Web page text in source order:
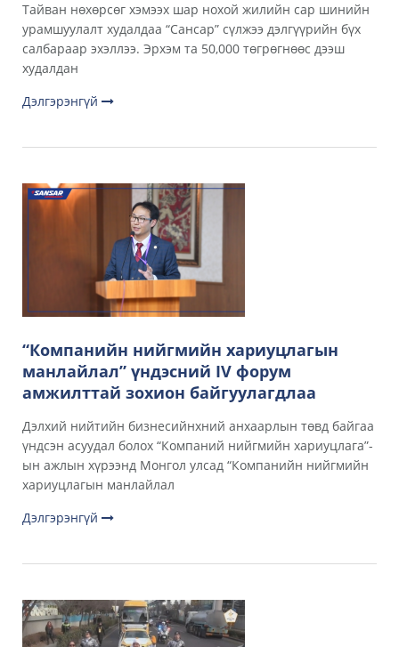
Тайван нөхөрсөг хэмээх шар нохой жилийн сар шинийн
урамшуулалт худалдаа “Сансар” сүлжээ дэлгүүрийн бүх
салбараар эхэллээ. Эрхэм та 50,000 төгрөгнөөс дээш
худалдан
Дэлгэрэнгүй
“Компанийн нийгмийн хариуцлагын
манлайлал” үндэсний IV форум
амжилттай зохион байгуулагдлаа
Дэлхий нийтийн бизнесийнхний анхаарлын төвд байгаа
үндсэн асуудал болох “Компаний нийгмийн хариуцлага”-
ын ажлын хүрээнд Монгол улсад “Компанийн нийгмийн
хариуцлагын манлайлал
Дэлгэрэнгүй